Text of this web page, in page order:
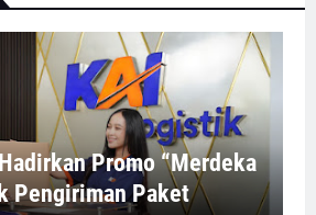
Promo “Merdeka
Pengiriman Paket